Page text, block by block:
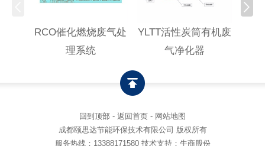
RCO催化燃烧废气处
理系统
YLTT活性炭筒有机废
气净化器
回到顶部 - 返回首页 - 网站地图
成都颐思达节能环保技术有限公司 版权所有
服务热线： 13388171580 技术支持：牛商股份